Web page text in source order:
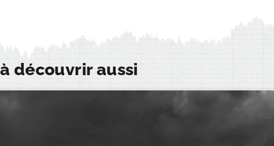
à découvrir aussi